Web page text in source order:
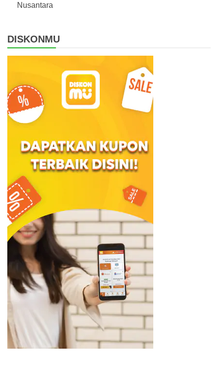
Nusantara
DISKONMU